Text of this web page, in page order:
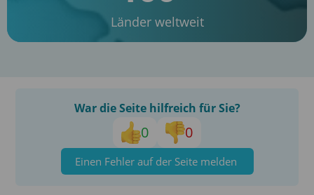
Länder weltweit
War die Seite hilfreich für Sie?
0 0
Einen Fehler auf der Seite melden